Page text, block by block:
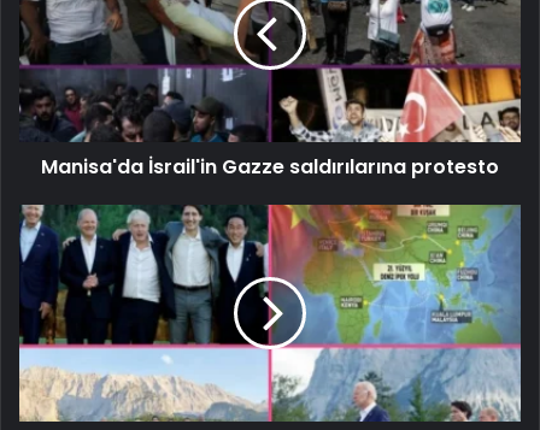
Manisa'da İsrail'in Gazze saldırılarına protesto